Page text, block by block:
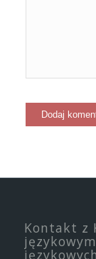
Kontakt z